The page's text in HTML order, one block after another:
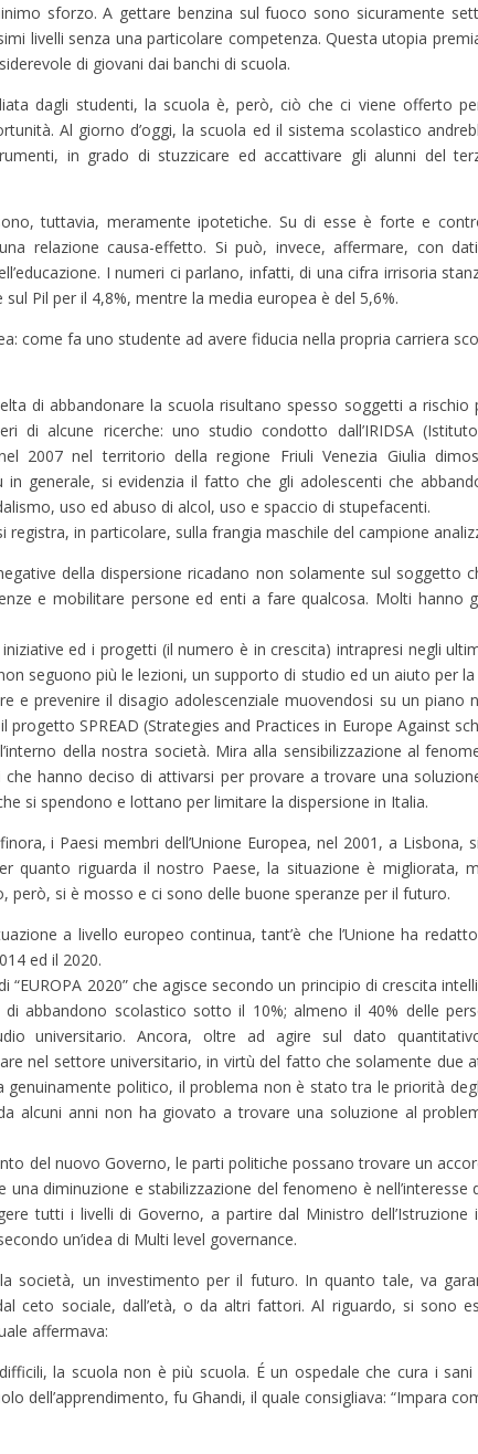
sforzo. A gettare benzina sul fuoco sono sicuramente
livelli senza una particolare competenza. Questa utopia
di giovani dai banchi di scuola.
dagli studenti, la scuola è, però, ciò che ci viene offerto
Al giorno d’oggi, la scuola ed il sistema scolastico
in grado di stuzzicare ed accattivare gli alunni del
tuttavia, meramente ipotetiche. Su di esse è forte e
relazione causa-effetto. Si può, invece, affermare, con
I numeri ci parlano, infatti, di una cifra irrisoria
sul Pil per il 4,8%, mentre la media europea è del 5,6%.
come fa uno studente ad avere fiducia nella propria carriera
di abbandonare la scuola risultano spesso soggetti a
di alcune ricerche: uno studio condotto dall’IRIDSA
2007 nel territorio della regione Friuli Venezia Giulia
in generale, si evidenzia il fatto che gli adolescenti che
uso ed abuso di alcol, uso e spaccio di stupefacenti.
registra, in particolare, sulla frangia maschile del campione
della dispersione ricadano non solamente sul soggetto
e mobilitare persone ed enti a fare qualcosa. Molti hanno
ed i progetti (il numero è in crescita) intrapresi negli
seguono più le lezioni, un supporto di studio ed un aiuto per
e prevenire il disagio adolescenziale muovendosi su un
progetto SPREAD (Strategies and Practices in Europe Against
della nostra società. Mira alla sensibilizzazione al
che hanno deciso di attivarsi per provare a trovare una
si spendono e lottano per limitare la dispersione in Italia.
i Paesi membri dell’Unione Europea, nel 2001, a
quanto riguarda il nostro Paese, la situazione è migliorata,
però, si è mosso e ci sono delle buone speranze per il futuro.
a livello europeo continua, tant’è che l’Unione ha
ed il 2020.
“EUROPA 2020” che agisce secondo un principio di crescita
di abbandono scolastico sotto il 10%; almeno il 40% delle
universitario. Ancora, oltre ad agire sul dato
nel settore universitario, in virtù del fatto che solamente due
genuinamente politico, il problema non è stato tra le priorità
alcuni anni non ha giovato a trovare una soluzione al
del nuovo Governo, le parti politiche possano trovare un
una diminuzione e stabilizzazione del fenomeno è
tutti i livelli di Governo, a partire dal Ministro
un’idea di Multi level governance.
società, un investimento per il futuro. In quanto tale, va
ceto sociale, dall’età, o da altri fattori. Al riguardo, si sono
affermava:
la scuola non è più scuola. É un ospedale che cura i sani
dell’apprendimento, fu Ghandi, il quale consigliava: “Impara